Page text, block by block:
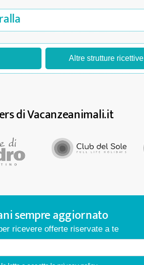
Altre strutture ricettive
di Vacanzeanimali.it
sempre aggiornato
ricevere offerte riservate a te